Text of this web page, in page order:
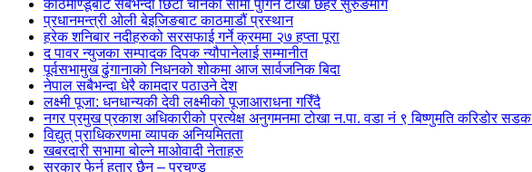
काठमाण्डूबाट सबैभन्दा छिटो चीनको सीमा पुगिने टोखा छहरे सुरुङमार्ग
प्रधानमन्त्री ओली बेइजिङबाट काठमाडौं प्रस्थान
हरेक शनिबार नदीहरुको सरसफाई गर्ने क्रममा २७ हप्ता पूरा
द पावर न्युजका सम्पादक दिपक न्यौपानेलाई सम्मानीत
पूर्वसभामुख ढुंगानाको निधनको शोकमा आज सार्वजनिक बिदा
नेपाल सबैभन्दा धेरै कामदार पठाउने देश
लक्ष्मी पूजा: धनधान्यकी देवी लक्ष्मीको पूजाआराधना गरिँदै
नगर प्रमुख प्रकाश अधिकारीको प्रत्येक्ष अनुगमनमा टोखा न.पा. वडा नं ९ बिष्णुमति करिडोर
विद्युत् प्राधिकरणमा व्यापक अनियमितता
खबरदारी सभामा बोल्ने माओवादी नेताहरु
सरकार फेर्न हतार छैन – प्रचण्ड